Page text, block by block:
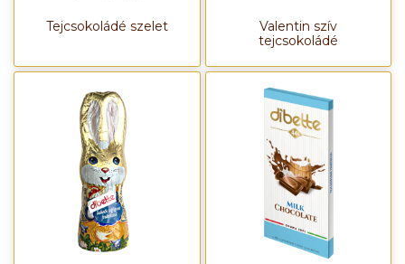
Tejcsokoládé szelet
Valentin szív
tejcsokoládé